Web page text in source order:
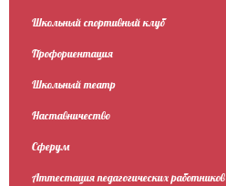
Школьный спортивный клуб
Профориентация
Школьный театр
Наставничество
Сферум
Аттестация педагогических работников